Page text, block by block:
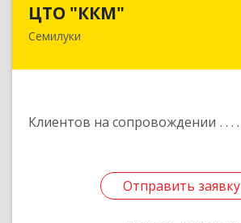
ЦТО "ККМ"
Семилуки
Клиентов на сопровождении
Отправить заявку
Отправить заявку